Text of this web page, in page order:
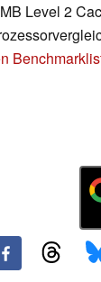
Level 2